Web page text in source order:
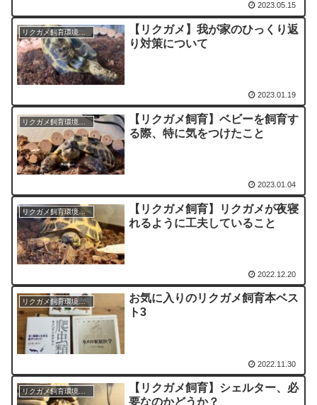
2023.05.15
リクガメ飼育環境・グッズ等
【リクガメ】我が家のひっくり返
り対策について
2023.01.19
【リクガメ飼育】ベビーを飼育す
る際、特に気をつけたこと
2023.01.04
リクガメ飼育環境・グッズ等
【リクガメ飼育】リクガメが夜寝
れるように工夫していること
2022.12.20
リクガメ飼育環境・グッズ等
お気に入りのリクガメ飼育本ベス
ト3
2022.11.30
リクガメ飼育環境・グッズ等
【リクガメ飼育】シェルター、必
要なのかどうか？